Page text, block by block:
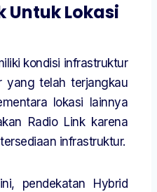
Untuk Lokasi
kondisi infrastruktur
yang telah terjangkau
lokasi lainnya
Radio Link karena
infrastruktur.
pendekatan Hybrid